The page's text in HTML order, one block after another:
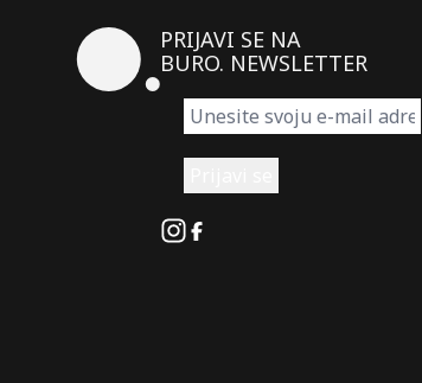
PRIJAVI SE NA
BURO. NEWSLETTER
Instagram
Facebook